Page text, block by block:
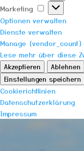
Marketing
Marketing
Optionen verwalten
Dienste verwalten
Manage
Lese mehr über diese
Akzeptieren Ablehnen
Einstellungen speichern
Cookierichtlinien
Datenschutzerklärung
Impressum